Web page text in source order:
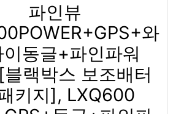
파인뷰
와
이동글+파인파워
랙박스 보조배터
키지], LXQ600